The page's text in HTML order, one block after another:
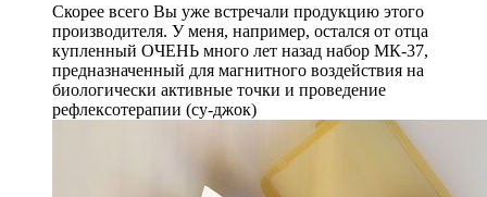
Скорее всего Вы уже встречали продукцию этого
производителя. У меня, например, остался от отца
купленный ОЧЕНЬ много лет назад набор МК-37,
предназначенный для магнитного воздействия на
биологически активные точки и проведение
рефлексотерапии (су-джок)